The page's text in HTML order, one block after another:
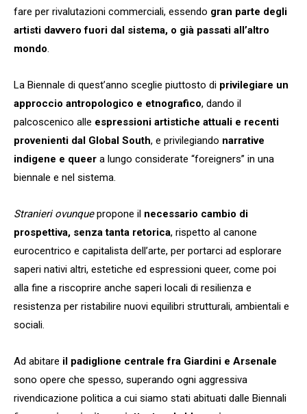
fare per rivalutazioni commerciali, essendo gran parte degli
artisti davvero fuori dal sistema, o già passati all’altro
mondo
La Biennale di quest’anno sceglie piuttosto di privilegiare un
approccio antropologico e etnografico, dando il
palcoscenico alle espressioni artistiche attuali e recenti
provenienti dal Global South, e privilegiando narrative
indigene e queer a lungo considerate “foreigners” in una
biennale e nel sistema.
Stranieri ovunquepropone il necessario cambio di
prospettiva, senza tanta retorica, rispetto al canone
eurocentrico e capitalista dell’arte, per portarci ad esplorare
saperi nativi altri, estetiche ed espressioni queer, come poi
alla fine a riscoprire anche saperi locali di resilienza e
resistenza per ristabilire nuovi equilibri strutturali, ambientali e
sociali.
Ad abitare il padiglione centrale fra Giardini e Arsenale
sono opere che spesso, superando ogni aggressiva
rivendicazione politica a cui siamo stati abituati dalle Biennali